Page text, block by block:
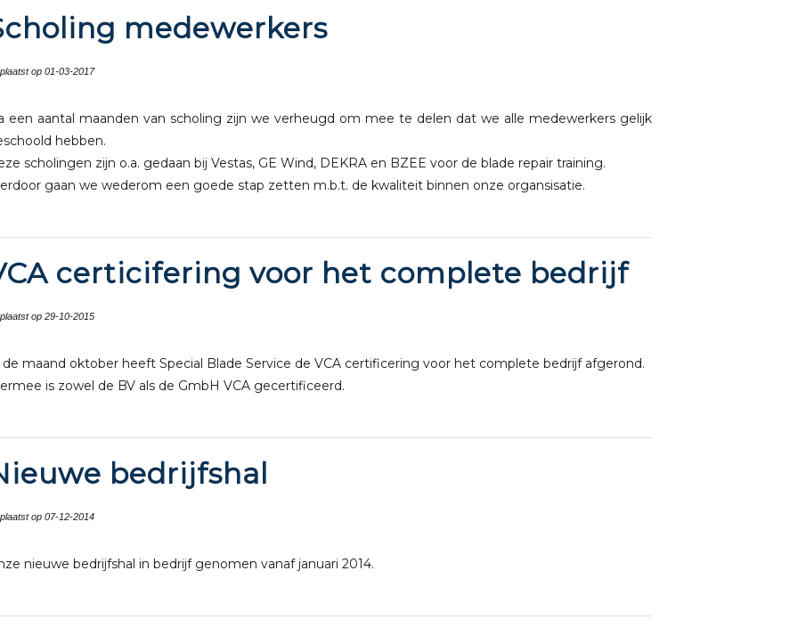
medewerkers
op 01-03-2017
een aantal maanden van scholing zijn we verheugd om mee te delen dat we alle medewerkers gelijk
hebben.
scholingen zijn o.a. gedaan bij Vestas, GE Wind, DEKRA en BZEE voor de blade repair training.
gaan we wederom een goede stap zetten m.b.t. de kwaliteit binnen onze organsisatie.
certicifering voor het complete bedrijf
op 29-10-2015
de maand oktober heeft Special Blade Service de VCA certificering voor het complete bedrijf afgerond.
is zowel de BV als de GmbH VCA gecertificeerd.
bedrijfshal
op 07-12-2014
nieuwe bedrijfshal in bedrijf genomen vanaf januari 2014.